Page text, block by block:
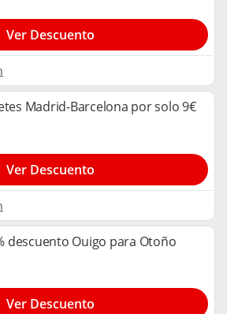
Ver Descuento
Madrid-Barcelona por solo 9€
Ver Descuento
descuento Ouigo para Otoño
Ver Descuento